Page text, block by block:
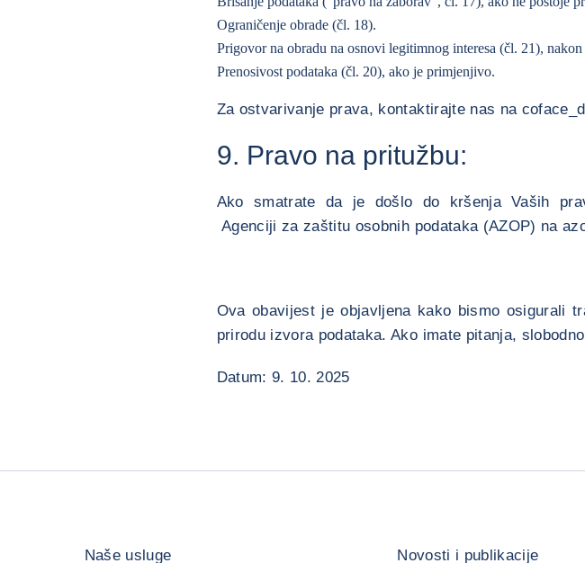
Ograničenje obrade (čl. 18).
Prigovor na obradu na osnovi legitimnog interesa (čl. 21),
Prenosivost podataka (čl. 20), ako je primjenjivo.
Za ostvarivanje prava, kontaktirajte nas na
9. Pravo na pritužbu:
Ako smatrate da je došlo do kršenja Vaših
Agenciji za zaštitu osobnih podataka (AZOP) na
Ova obavijest je objavljena kako bismo osigurali
prirodu izvora podataka. Ako imate pitanja,
Datum: 9. 10. 2025
Naše usluge Novosti i publikacije